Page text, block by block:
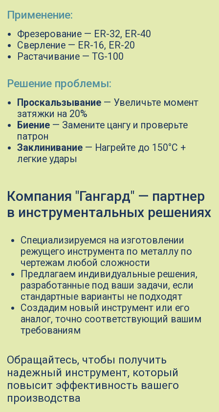
Оставить заявку
в инструментальных решениях
Специализируемся на изготовлении
режущего инструмента по металлу по
чертежам любой сложности
Предлагаем индивидуальные решения,
разработанные под ваши задачи, если
Создадим новый инструмент или его
аналог, точно соответствующий вашим
Обращайтесь, чтобы получить
надежный инструмент, который
повысит эффективность вашего
производства
Полный цикл
производства
инструментов
Проектирование
разработаем инструменты по вашим
чертежам или техническому заданию
Разработка
поможем спланировать процесс
обработки деталей, рассчитать
необходимые время и затраты на
инструменты, чтобы оптимизировать
производство и снизить издержки